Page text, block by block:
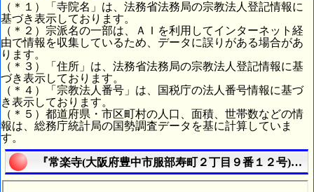
（＊１）「寺院名」は、法務省法務局の宗教法人登記情報に
基づき表示しております。
（＊２）宗派名の一部は、ＡＩを利用してインターネット経
由で情報を収集しているため、データに誤りがある場合があ
ります。
（＊３）「住所」は、法務省法務局の宗教法人登記情報に基
づき表示しております。
（＊４）「宗教法人番号」は、国税庁の法人番号情報に基づ
き表示しております。
（＊５）都道府県・市区町村の人口、面積、世帯数などの情
報は、総務庁統計局の国勢調査データを基に計算していま
す。
『常楽寺(大阪府豊中市服部寿町２丁目９番１２号)』